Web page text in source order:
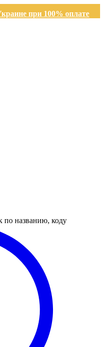
при 100% оплате
по названию, коду